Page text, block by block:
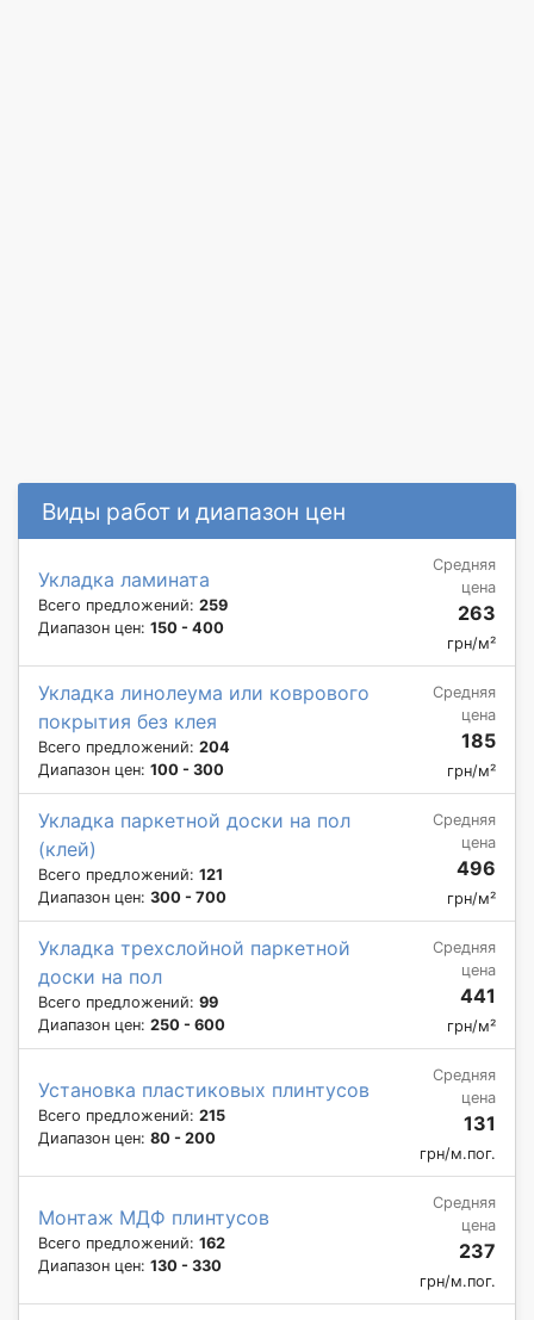
Виды работ и диапазон цен
Укладка ламината
Всего предложений: 259
Диапазон цен: 150 - 400
Средняя
цена
263
грн/м²
Укладка линолеума или коврового
покрытия без клея
Всего предложений: 204
Диапазон цен: 100 - 300
Средняя
цена
185
грн/м²
Укладка паркетной доски на пол
(клей)
Всего предложений: 121
Диапазон цен: 300 - 700
Средняя
цена
496
грн/м²
Укладка трехслойной паркетной
доски на пол
Всего предложений: 99
Диапазон цен: 250 - 600
Средняя
цена
441
грн/м²
Установка пластиковых плинтусов
Всего предложений: 215
Диапазон цен: 80 - 200
Средняя
цена
131
грн/м.пог.
Монтаж МДФ плинтусов
Всего предложений: 162
Диапазон цен: 130 - 330
Средняя
цена
237
грн/м.пог.